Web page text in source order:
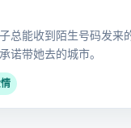
总能收到陌生号码发来
诺带她去的城市。